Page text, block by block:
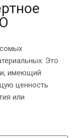
Это
имеющий
ценность
или